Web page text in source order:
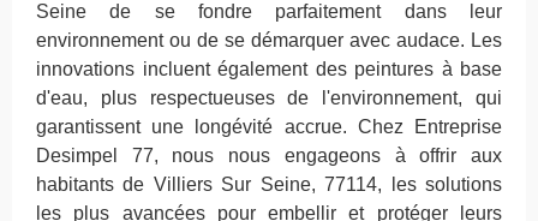
Seine de se fondre parfaitement dans leur
environnement ou de se démarquer avec audace. Les
innovations incluent également des peintures à base
d'eau, plus respectueuses de l'environnement, qui
garantissent une longévité accrue. Chez Entreprise
Desimpel 77, nous nous engageons à offrir aux
habitants de Villiers Sur Seine, 77114, les solutions
les plus avancées pour embellir et protéger leurs